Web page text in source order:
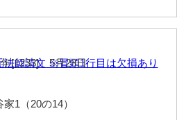
口市）
法師請文 ※冒頭1行目は欠損あり
家1（20の14）
年[1233]」5月28日